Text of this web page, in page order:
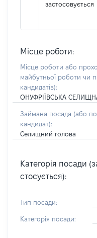
застосовується
Місце роботи:
Місце роботи або
майбутньої роботи чи
кандидатів):
ОНУФРІЇВСЬКА
Займана посада (або
кандидат):
Селищний голова
Категорія посади
стосується):
Тип посади:
Категорія посади: